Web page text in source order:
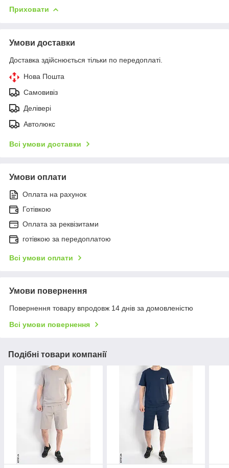
Приховати
Умови доставки
Доставка здійснюється тільки по передоплаті.
Нова Пошта
Самовивіз
Делівері
Автолюкс
Всі умови доставки
Умови оплати
Оплата на рахунок
Готівкою
Оплата за реквізитами
готівкою за передоплатою
Всі умови оплати
Умови повернення
Повернення товару впродовж 14 днів за домовленістю
Всі умови повернення
Подібні товари компанії